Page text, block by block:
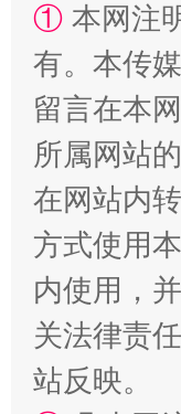
阿坝州三
国家大学科
① 本网注
有。本传
留言在本
所属网站
在网站内
方式使用
内使用，
关法律责
站反映。